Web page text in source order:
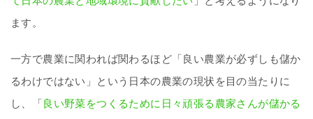
ます。
一方で農業に関われば関わるほど「良い農業が必ずしも儲か
るわけではない」という日本の農業の現状を目の当たりに
し、「良い野菜をつくるために日々頑張る農家さんが儲かる